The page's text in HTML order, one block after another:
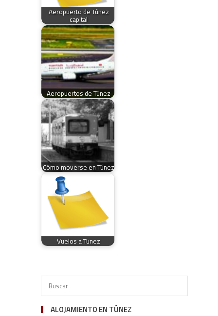
Aeropuerto de Túnez
capital
Aeropuertos de Túnez
Cómo moverse en Túnez
Vuelos a Tunez
ALOJAMIENTO EN TÚNEZ